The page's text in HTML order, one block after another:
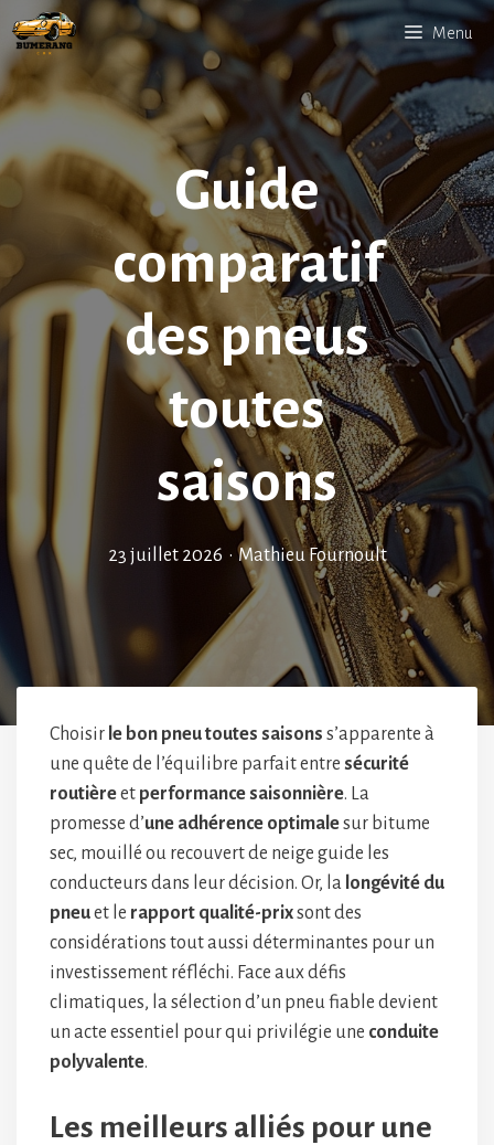
Aller
au
contenu
Menu
Guide
comparatif
des pneus
toutes
saisons
23 juillet 2026 • Mathieu Fournoult
Choisir le bon pneu toutes saisons s’apparente à
une quête de l’équilibre parfait entre sécurité
routièreet performance saisonnière. La
promesse d’une adhérence optimalesur bitume
sec, mouillé ou recouvert de neige guide les
conducteurs dans leur décision. Or, la longévité du
pneuet le rapport qualité-prixsont des
considérations tout aussi déterminantes pour un
investissement réfléchi. Face aux défis
climatiques, la sélection d’un pneu fiable devient
un acte essentiel pour qui privilégie une conduite
polyvalente.
Les meilleurs alliés pour une